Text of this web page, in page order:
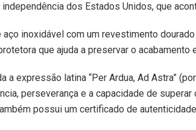
dos Estados Unidos, que
inoxidável com um revestimento
que ajuda a preservar o
a expressão latina “Per Ardua, Ad Astra”
perseverança e a capacidade de
possui um certificado de